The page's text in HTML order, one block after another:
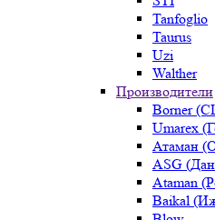
Tanfoglio
Taurus
Uzi
Walther
Производители
Borner
Umarex
Атаман
ASG
Ataman
Baikal